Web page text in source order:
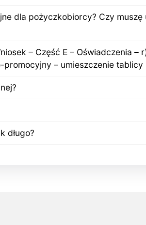
dla pożyczkobiorcy? Czy muszę
– Część E – Oświadczenia –
– umieszczenie tablicy
długo?